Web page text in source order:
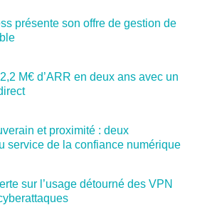
présente son offre de gestion de
M€ d’ARR en deux ans avec un
et proximité : deux
service de la confiance numérique
sur l’usage détourné des VPN